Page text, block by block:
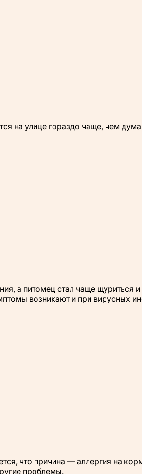
на улице гораздо чаще, чем
а питомец стал чаще щуриться
возникают и при вирусных
что причина — аллергия на
проблемы.